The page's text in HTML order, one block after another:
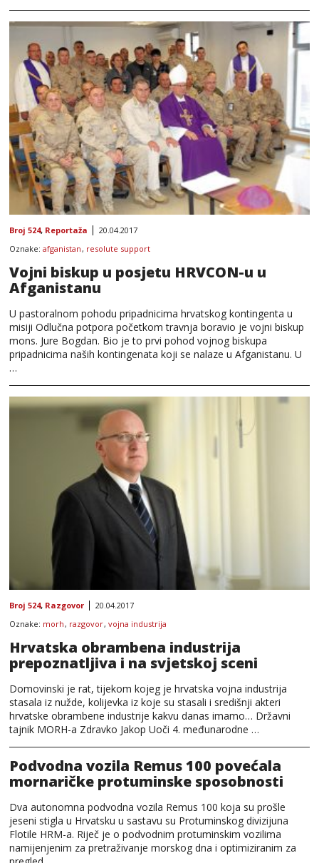
Broj 524, Reportaža
20.04.2017
Oznake: afganistan, resolute support
Vojni biskup u posjetu HRVCON-u u
Afganistanu
U pastoralnom pohodu pripadnicima hrvatskog kontingenta u
misiji Odlučna potpora početkom travnja boravio je vojni biskup
mons. Jure Bogdan. Bio je to prvi pohod vojnog biskupa
pripadnicima naših kontingenata koji se nalaze u Afganistanu. U
…
Broj 524, Razgovor
20.04.2017
Oznake: morh, razgovor, vojna industrija
Hrvatska obrambena industrija
prepoznatljiva i na svjetskoj sceni
Domovinski je rat, tijekom kojeg je hrvatska vojna industrija
stasala iz nužde, kolijevka iz koje su stasali i središnji akteri
hrvatske obrambene industrije kakvu danas imamo… Državni
tajnik MORH-a Zdravko Jakop Uoči 4. međunarodne …
Podvodna vozila Remus 100 povećala
mornaričke protuminske sposobnosti
Dva autonomna podvodna vozila Remus 100 koja su prošle
jeseni stigla u Hrvatsku u sastavu su Protuminskog divizijuna
Flotile HRM-a. Riječ je o podvodnim protuminskim vozilima
namijenjenim za pretraživanje morskog dna i optimiziranim za